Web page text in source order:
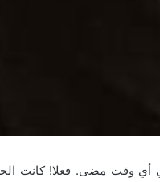
أي وقت مضى. فعلا! كانت